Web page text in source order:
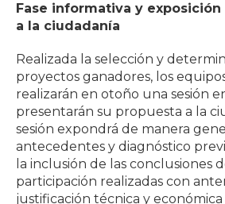
Fase informativa y
a la ciudadanía
Realizada la selección y
proyectos ganadores, los
realizarán en otoño una sesión
presentarán su propuesta a la
sesión expondrá de manera
antecedentes y diagnóstico
la inclusión de las conclusiones
participación realizadas con
justificación técnica y